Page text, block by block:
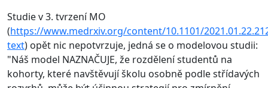
Studie v 3. tvrzení MO
(https://www.medrxiv.org/content/10.1101/
text) opět nic nepotvrzuje, jedná se o modelovou studii:
"Náš model NAZNAČUJE, že rozdělení studentů na
kohorty, které navštěvují školu osobně podle střídavých